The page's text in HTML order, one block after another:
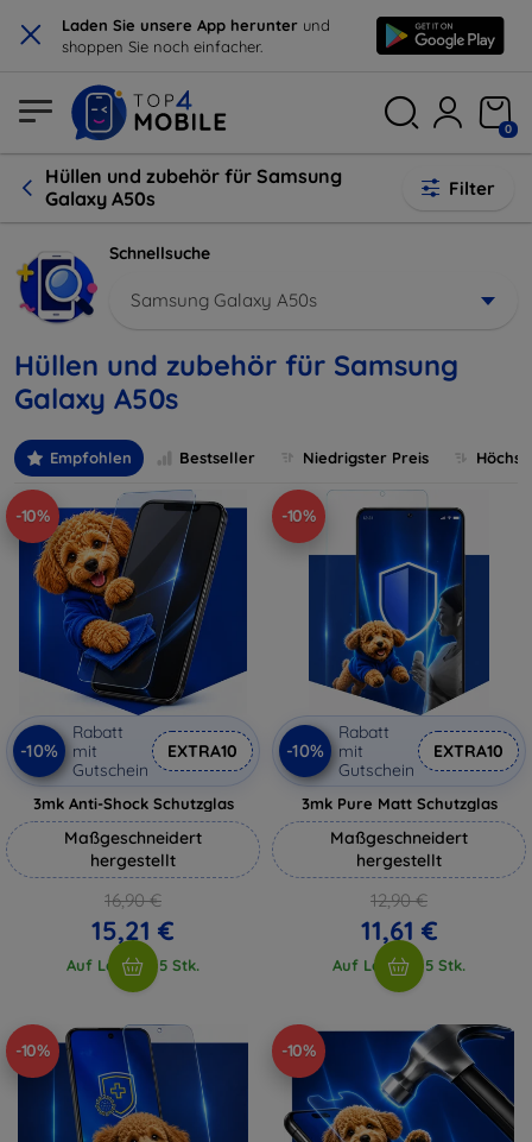
× Laden Sie unsere App herunter und
shoppen Sie noch einfacher.
0
Hüllen und zubehör für Samsung
Galaxy A50s
Filter
Schnellsuche
Samsung Galaxy A50s
Hüllen und zubehör für Samsung
Galaxy A50s
Empfohlen Bestseller Niedrigster Preis
-10%
-10%
Rabatt
mit
Gutschein
EXTRA10
3mk Anti-Shock Schutzglas
Maßgeschneidert
hergestellt
16,90 €
15,21 €
Auf Lager > 5 Stk.
-10%
-10%
Rabatt
mit
Gutschein
EXTRA10
3mk Pure Matt Schutzglas
Maßgeschneidert
hergestellt
12,90 €
11,61 €
Auf Lager > 5 Stk.
-10% -10%